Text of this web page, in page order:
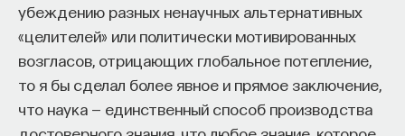
убеждению разных ненаучных альтернативных
«целителей» или политически мотивированных
возгласов, отрицающих глобальное потепление,
то я бы сделал более явное и прямое заключение,
что наука — единственный способ производства